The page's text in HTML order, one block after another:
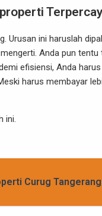
Urusan ini haruslah
Anda pun
efisiensi, Anda
harus membayar
ini.
Curug Tangerang